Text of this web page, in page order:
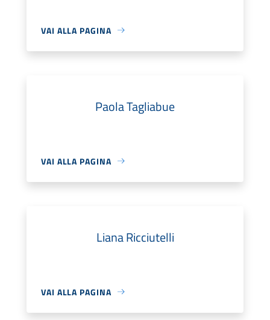
VAI ALLA PAGINA
Paola Tagliabue
VAI ALLA PAGINA
Liana Ricciutelli
VAI ALLA PAGINA